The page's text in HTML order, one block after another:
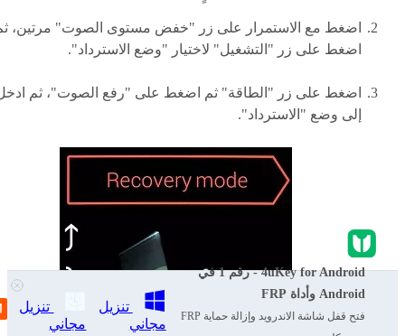
اضغط مع الاستمرار على زر "خفض مستوى الصوت" مرتين،
اضغط على زر "التشغيل" لاختيار "وضع الاسترداد".
اضغط على زر "الطاقة" ثم اضغط على "رفع الصوت"، ثم
إلى وضع "الاسترداد".
4uKey for Android - رقم 1 في
Android وأداة FRP
فتح قفل شاشة الاندرويد وإزالة حماية FRP
تنزيل
مجاني
تنزيل
مجاني